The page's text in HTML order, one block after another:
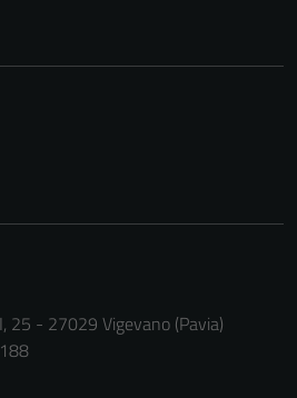
25 - 27029 Vigevano (Pavia)